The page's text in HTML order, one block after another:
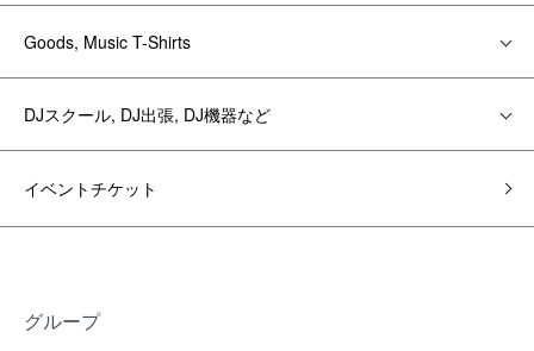
Goods, Music T-Shirts
DJスクール, DJ出張, DJ機器など
イベントチケット
グループ